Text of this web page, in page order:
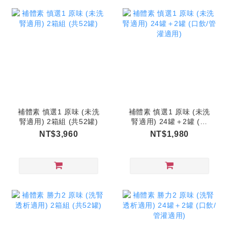
補體素 慎選1 原味 (未洗
腎適用) 2箱組 (共52罐)
NT$3,960
補體素 慎選1 原味 (未洗
腎適用) 24罐＋2罐 (口
飲/管灌適用)
NT$1,980